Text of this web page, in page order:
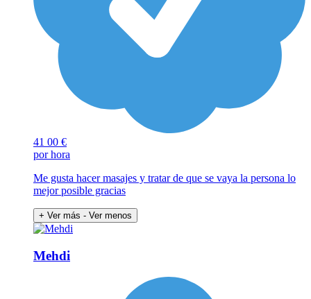
41 00 €
por hora
Me gusta hacer masajes y tratar de que se vaya la persona lo
mejor posible gracias
+ Ver más - Ver menos
Mehdi